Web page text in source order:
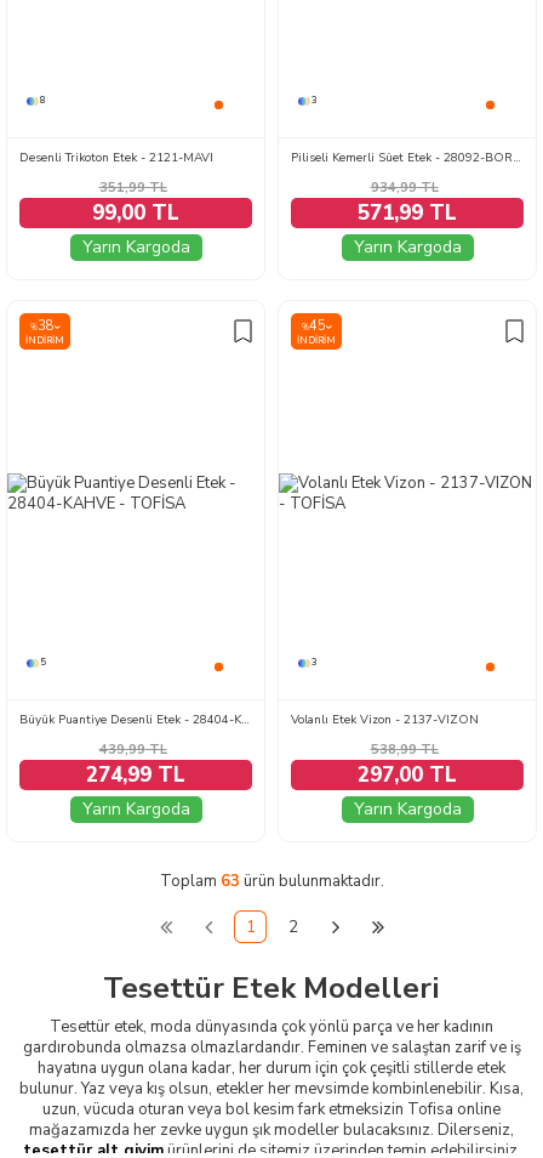
8
Desenli Trikoton Etek - 2121-MAVI
351,99TL
99,00 TL
Yarın Kargoda
3
Piliseli Kemerli Süet Etek - 28092-BORDO
934,99TL
571,99 TL
Yarın Kargoda
%38
İNDIRIM
5
Büyük Puantiye Desenli Etek - 28404-KAHVE
439,99TL
274,99 TL
Yarın Kargoda
%45
İNDIRIM
3
Volanlı Etek Vizon - 2137-VIZON
538,99TL
297,00 TL
Yarın Kargoda
Toplam 63 ürün bulunmaktadır.
1 2
Tesettür Etek Modelleri
Tesettür etek, moda dünyasında çok yönlü parça ve her kadının
gardırobunda olmazsa olmazlardandır. Feminen ve salaştan zarif ve iş
hayatına uygun olana kadar, her durum için çok çeşitli stillerde etek
bulunur. Yaz veya kış olsun, etekler her mevsimde kombinlenebilir. Kısa,
uzun, vücuda oturan veya bol kesim fark etmeksizin Tofisa online
mağazamızda her zevke uygun şık modeller bulacaksınız. Dilerseniz,
tesettür alt giyimürünlerini de sitemiz üzerinden temin edebilirsiniz.